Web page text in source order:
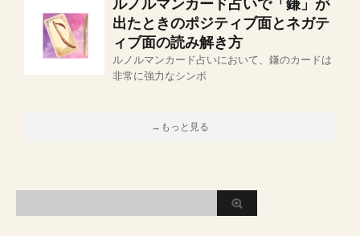
ルノルマンカード占いで「鎌」が
出たときのポジティブ面とネガテ
ィブ面の読み解き方
ルノルマンカード占いにおいて、鎌のカードは
非常に強力なシンボ
→もっと見る